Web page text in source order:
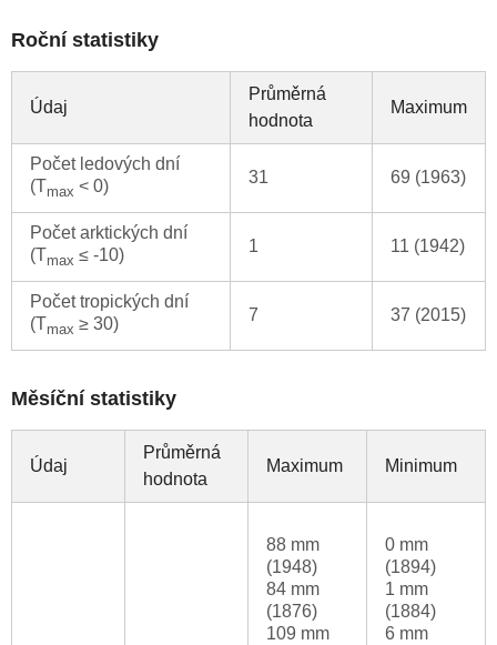
Roční statistiky
Údaj
Průměrná
hodnota
Maximum
Počet ledových dní
(Tmax < 0) 31 69 (1963)
Počet arktických dní
(Tmax ≤ -10) 1 11 (1942)
Počet tropických dní
(Tmax ≥ 30) 7 37 (2015)
Měsíční statistiky
Údaj
Průměrná
hodnota
Maximum Minimum
88 mm
(1948)
84 mm
(1876)
109 mm
0 mm
(1894)
1 mm
(1884)
6 mm